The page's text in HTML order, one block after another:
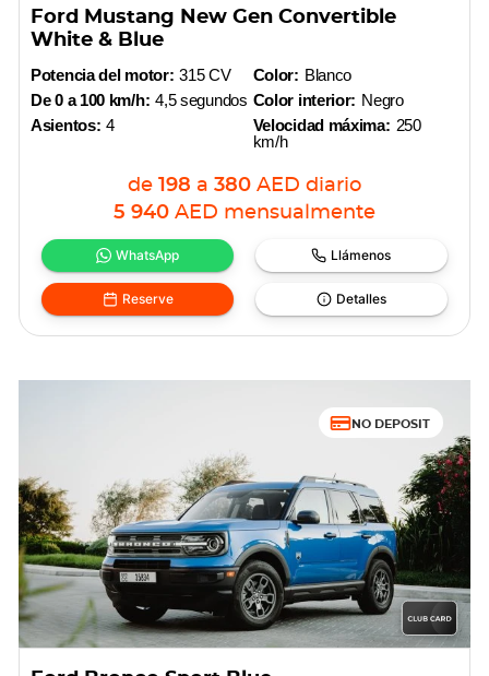
Ford Mustang New Gen Convertible
White & Blue
Potencia del motor: 315 CV
De 0 a 100 km/h: 4,5 segundos
Asientos: 4
Color: Blanco
Color interior: Negro
Velocidad máxima: 250
km/h
de 198 a 380 AED diario
5 940 AED mensualmente
WhatsApp Llámenos
Reserve Detalles
NO DEPOSIT